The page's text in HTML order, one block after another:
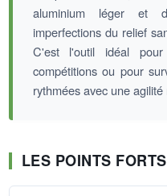
aluminium léger et
imperfections du relief
C'est l'outil idéal
compétitions ou pour
rythmées avec une agilité
LES POINTS